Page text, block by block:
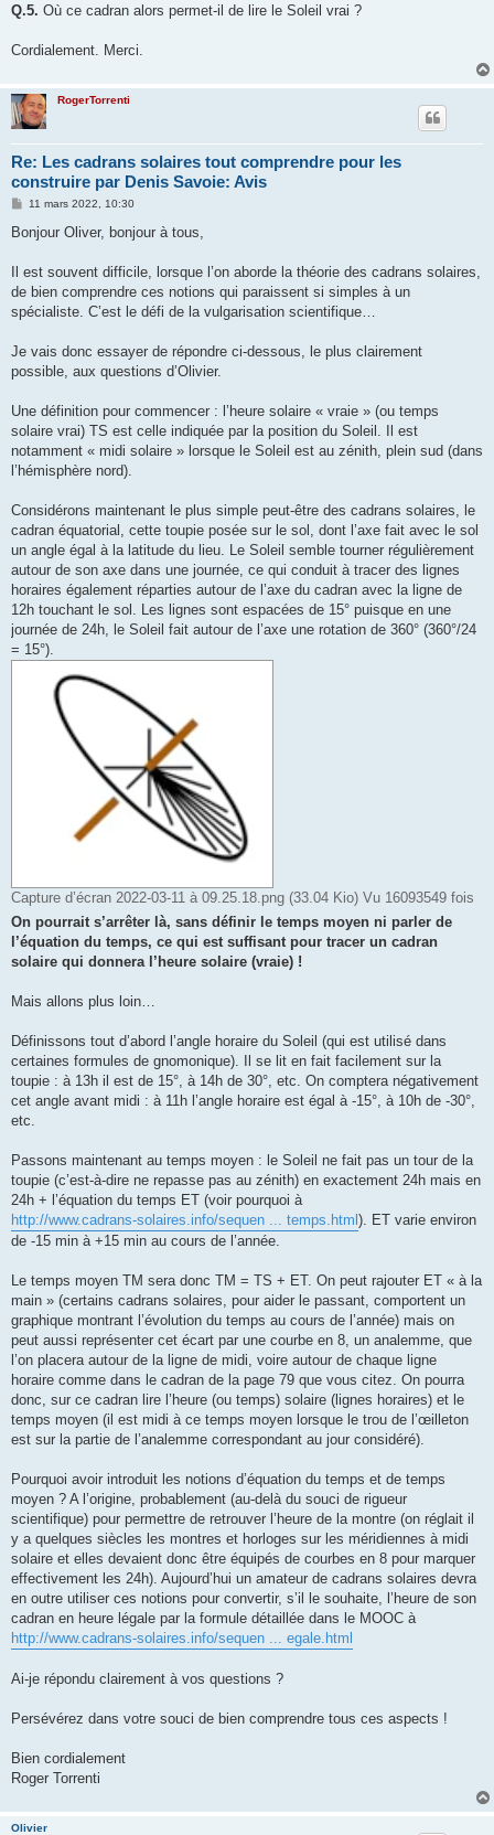
Q.5. Où ce cadran alors permet-il de lire le Soleil vrai ?
Cordialement. Merci.
RogerTorrenti
Re: Les cadrans solaires tout comprendre pour les
construire par Denis Savoie: Avis
M
s
g
11 mars 2022, 10:30
Bonjour Oliver, bonjour à tous,
Il est souvent difficile, lorsque l’on aborde la théorie des cadrans solaires,
de bien comprendre ces notions qui paraissent si simples à un
spécialiste. C’est le défi de la vulgarisation scientifique…
Je vais donc essayer de répondre ci-dessous, le plus clairement
possible, aux questions d’Olivier.
Une définition pour commencer : l’heure solaire « vraie » (ou temps
solaire vrai) TS est celle indiquée par la position du Soleil. Il est
notamment « midi solaire » lorsque le Soleil est au zénith, plein sud (dans
l’hémisphère nord).
Considérons maintenant le plus simple peut-être des cadrans solaires, le
cadran équatorial, cette toupie posée sur le sol, dont l’axe fait avec le sol
un angle égal à la latitude du lieu. Le Soleil semble tourner régulièrement
autour de son axe dans une journée, ce qui conduit à tracer des lignes
horaires également réparties autour de l’axe du cadran avec la ligne de
12h touchant le sol. Les lignes sont espacées de 15° puisque en une
journée de 24h, le Soleil fait autour de l’axe une rotation de 360° (360°/24
= 15°).
Capture d’écran 2022-03-11 à 09.25.18.png (33.04 Kio) Vu 16093549 fois
On pourrait s’arrêter là, sans définir le temps moyen ni parler de
l’équation du temps, ce qui est suffisant pour tracer un cadran
solaire qui donnera l’heure solaire (vraie) !
Mais allons plus loin…
Définissons tout d’abord l’angle horaire du Soleil (qui est utilisé dans
certaines formules de gnomonique). Il se lit en fait facilement sur la
toupie : à 13h il est de 15°, à 14h de 30°, etc. On comptera négativement
cet angle avant midi : à 11h l’angle horaire est égal à -15°, à 10h de -30°,
etc.
Passons maintenant au temps moyen : le Soleil ne fait pas un tour de la
toupie (c’est-à-dire ne repasse pas au zénith) en exactement 24h mais en
24h + l’équation du temps ET (voir pourquoi à
http://www.cadrans-solaires.info/sequen ... temps.html). ET varie environ
de -15 min à +15 min au cours de l’année.
Le temps moyen TM sera donc TM = TS + ET. On peut rajouter ET « à la
main » (certains cadrans solaires, pour aider le passant, comportent un
graphique montrant l’évolution du temps au cours de l’année) mais on
peut aussi représenter cet écart par une courbe en 8, un analemme, que
l’on placera autour de la ligne de midi, voire autour de chaque ligne
horaire comme dans le cadran de la page 79 que vous citez. On pourra
donc, sur ce cadran lire l’heure (ou temps) solaire (lignes horaires) et le
temps moyen (il est midi à ce temps moyen lorsque le trou de l’œilleton
est sur la partie de l’analemme correspondant au jour considéré).
Pourquoi avoir introduit les notions d’équation du temps et de temps
moyen ? A l’origine, probablement (au-delà du souci de rigueur
scientifique) pour permettre de retrouver l’heure de la montre (on réglait il
y a quelques siècles les montres et horloges sur les méridiennes à midi
solaire et elles devaient donc être équipés de courbes en 8 pour marquer
effectivement les 24h). Aujourd’hui un amateur de cadrans solaires devra
en outre utiliser ces notions pour convertir, s’il le souhaite, l’heure de son
cadran en heure légale par la formule détaillée dans le MOOC à
http://www.cadrans-solaires.info/sequen ... egale.html
Ai-je répondu clairement à vos questions ?
Persévérez dans votre souci de bien comprendre tous ces aspects !
Bien cordialement
Roger Torrenti
Olivier